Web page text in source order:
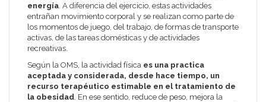
energía . A diferencia del ejercicio, estas actividades
entrañan movimiento corporal y se realizan como parte de
los momentos de juego, del trabajo, de formas de transporte
activas, de las tareas domésticas y de actividades
recreativas.
Según la OMS, la actividad física es una practica
aceptada y considerada, desde hace tiempo, un
recurso terapéutico estimable en el tratamiento de
la obesidad . En ese sentido, reduce de peso, mejora la